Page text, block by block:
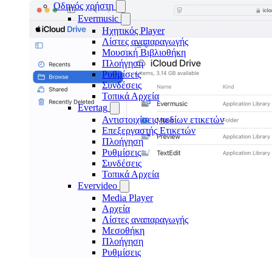
Οδηγός χρήστη
Evermusic
Ηχητικός Player
Λίστες αναπαραγωγής
Μουσική Βιβλιοθήκη
Πλοήγηση
Ρυθμίσεις
Συνδέσεις
Τοπικά Αρχεία
Evertag
Αντιστοιχίσεις πεδίων ετικετών
Επεξεργαστής Ετικετών
Πλοήγηση
Ρυθμίσεις
Συνδέσεις
Τοπικά Αρχεία
Evervideo
Media Player
Αρχεία
Λίστες αναπαραγωγής
Μεσοθήκη
Πλοήγηση
Ρυθμίσεις